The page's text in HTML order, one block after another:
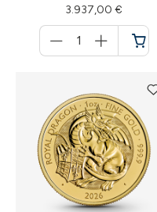
3.937,00 €
für
Warenkorb